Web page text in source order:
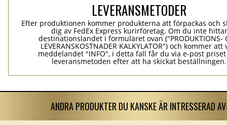
LEVERANSMETODER
Efter produktionen kommer produkterna att förpackas och
dig av FedEx Express kurirföretag. Om du inte hittar
destinationslandet i formuläret ovan ("PRODUKTIONS-
LEVERANSKOSTNADER KALKYLATOR") och kommer att
meddelandet "INFO", i detta fall får du via e-post
leveransmetoden efter att ha skickat beställningen.
ANDRA PRODUKTER DU KANSKE ÄR INTRESSERAD